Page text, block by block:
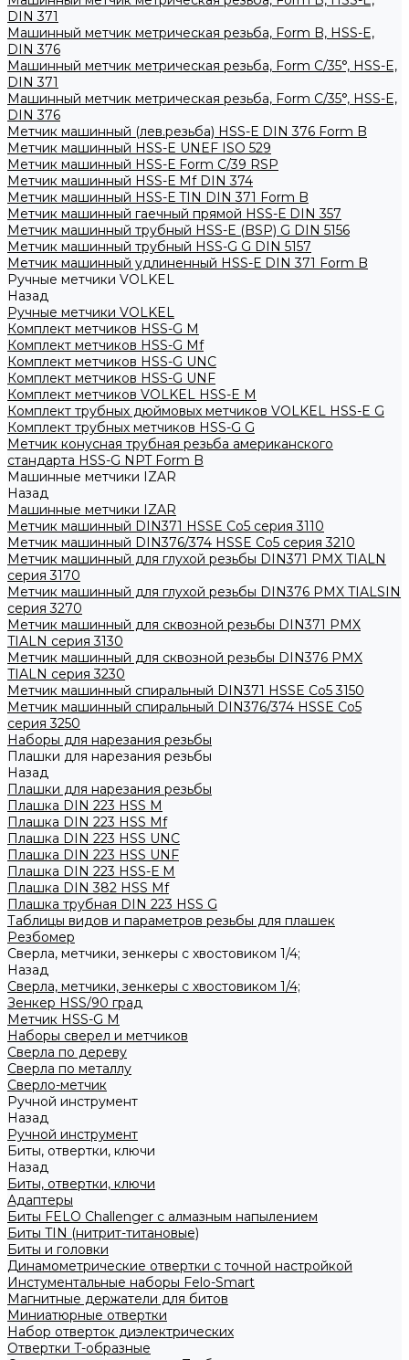
DIN 371
Машинный метчик метрическая резьба, Form B, HSS-E,
DIN 376
Машинный метчик метрическая резьба, Form С/35°, HSS-E,
DIN 371
Машинный метчик метрическая резьба, Form С/35°, HSS-E,
DIN 376
Метчик машинный (лев.резьба) HSS-Е DIN 376 Form B
Метчик машинный HSS-E UNEF ISO 529
Метчик машинный HSS-Е Form C/39 RSP
Метчик машинный HSS-Е Mf DIN 374
Метчик машинный HSS-Е TIN DIN 371 Form B
Метчик машинный гаечный прямой HSS-Е DIN 357
Метчик машинный трубный HSS-E (BSP) G DIN 5156
Метчик машинный трубный HSS-G G DIN 5157
Метчик машинный удлиненный HSS-Е DIN 371 Form B
Ручные метчики VOLKEL
Назад
Ручные метчики VOLKEL
Комплект метчиков HSS-G M
Комплект метчиков HSS-G Mf
Комплект метчиков HSS-G UNC
Комплект метчиков HSS-G UNF
Комплект метчиков VOLKEL HSS-E M
Комплект трубных дюймовых метчиков VOLKEL HSS-E G
Комплект трубных метчиков HSS-G G
Метчик конусная трубная резьба американского
стандарта HSS-G NPT Form B
Машинные метчики IZAR
Назад
Машинные метчики IZAR
Метчик машинный DIN371 HSSE Co5 серия 3110
Метчик машинный DIN376/374 HSSE Co5 серия 3210
Метчик машинный для глухой резьбы DIN371 PMX TIALN
серия 3170
Метчик машинный для глухой резьбы DIN376 PMX TIALSIN
серия 3270
Метчик машинный для сквозной резьбы DIN371 PMX
TIALN серия 3130
Метчик машинный для сквозной резьбы DIN376 PMX
TIALN серия 3230
Метчик машинный спиральный DIN371 HSSE Co5 3150
Метчик машинный спиральный DIN376/374 HSSE Co5
серия 3250
Наборы для нарезания резьбы
Плашки для нарезания резьбы
Назад
Плашки для нарезания резьбы
Плашка DIN 223 HSS M
Плашка DIN 223 HSS Mf
Плашка DIN 223 HSS UNC
Плашка DIN 223 HSS UNF
Плашка DIN 223 HSS-Е M
Плашка DIN 382 HSS Mf
Плашка трубная DIN 223 HSS G
Таблицы видов и параметров резьбы для плашек
Резбомер
Сверла, метчики, зенкеры с хвостовиком 1/4;
Назад
Сверла, метчики, зенкеры с хвостовиком 1/4;
Зенкер HSS/90 град
Метчик HSS-G М
Наборы сверел и метчиков
Сверла по дереву
Сверла по металлу
Сверло-метчик
Ручной инструмент
Назад
Ручной инструмент
Биты, отвертки, ключи
Назад
Биты, отвертки, ключи
Адаптеры
Биты FELO Challenger с алмазным напылением
Биты TIN (нитрит-титановые)
Биты и головки
Динамометрические отвертки с точной настройкой
Инстументальные наборы Felo-Smart
Магнитные держатели для битов
Миниатюрные отвертки
Набор отверток диэлектрических
Отвертки T-образные